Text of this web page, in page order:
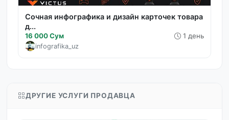
Сочная инфографика и дизайн карточек товара
д...
16 000 Сум 1 день
infografika_uz
ДРУГИЕ УСЛУГИ ПРОДАВЦА